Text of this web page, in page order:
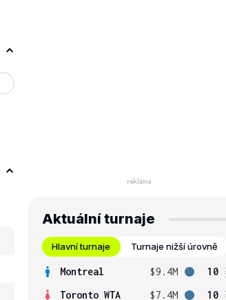
Aktuální turnaje
Hlavní turnaje Turnaje nižší úrovně
Montreal $9.4M
10
Toronto WTA
$7.4M 10